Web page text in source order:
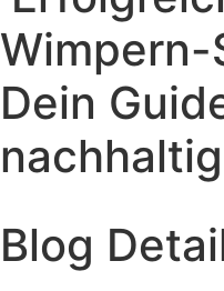
Dein
Blog